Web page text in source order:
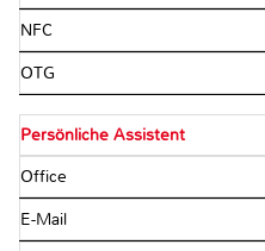
NFC
OTG
Persönliche Assistent
Office
E-Mail